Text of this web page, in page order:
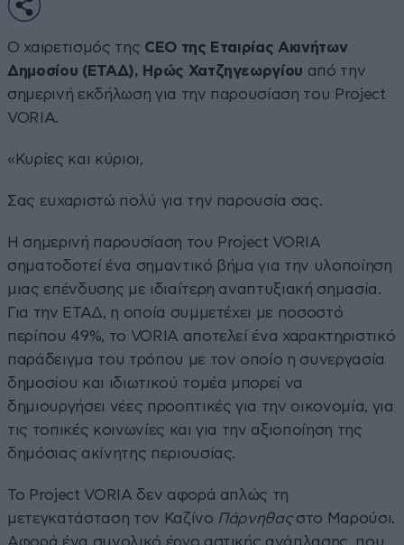
Ο χαιρετισμός της CEO της Εταιρίας Ακινήτων
Δημοσίου (ΕΤΑΔ), Ηρώς Χατζηγεωργίου από την
σημερινή εκδήλωση για την παρουσίαση του Project
VORIA.
«Κυρίες και κύριοι,
Σας ευχαριστώ πολύ για την παρουσία σας.
Η σημερινή παρουσίαση του Ρroject VORIA
σηματοδοτεί ένα σημαντικό βήμα για την υλοποίηση
μιας επένδυσης με ιδιαίτερη αναπτυξιακή σημασία.
Για την ΕΤΑΔ, η οποία συμμετέχει με ποσοστό
περίπου 49%, το VORIA αποτελεί ένα χαρακτηριστικό
παράδειγμα του τρόπου με τον οποίο η συνεργασία
δημοσίου και ιδιωτικού τομέα μπορεί να
δημιουργήσει νέες προοπτικές για την οικονομία, για
τις τοπικές κοινωνίες και για την αξιοποίηση της
δημόσιας ακίνητης περιουσίας.
Το Project VORIA δεν αφορά απλώς τη
μετεγκατάσταση τον Καζίνο Πάρνηθαςστο Μαρούσι.
Αφορά ένα συνολικό έργο αστικής ανάπλασης, που